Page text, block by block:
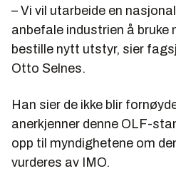
– Vi vil utarbeide en
anbefale industrien å bruke
bestille nytt utstyr, sier
Otto Selnes.
Han sier de ikke blir
anerkjenner denne OLF-
opp til myndighetene om
vurderes av IMO.